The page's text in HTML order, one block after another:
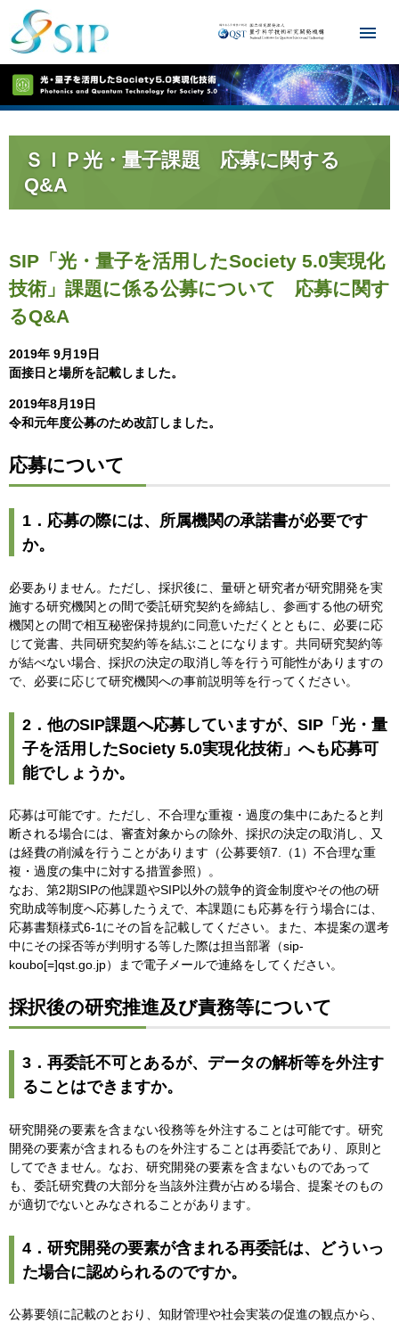
ＳＩＰ光・量子課題 応募に関する
Q&A
SIP「光・量子を活用したSociety 5.0実現化
技術」課題に係る公募について 応募に関す
るQ&A
2019年 9月19日
面接日と場所を記載しました。
2019年8月19日
令和元年度公募のため改訂しました。
応募について
1．応募の際には、所属機関の承諾書が必要です
か。
必要ありません。ただし、採択後に、量研と研究者が研究開発を実
施する研究機関との間で委託研究契約を締結し、参画する他の研究
機関との間で相互秘密保持規約に同意いただくとともに、必要に応
じて覚書、共同研究契約等を結ぶことになります。共同研究契約等
が結べない場合、採択の決定の取消し等を行う可能性がありますの
で、必要に応じて研究機関への事前説明等を行ってください。
2．他のSIP課題へ応募していますが、SIP「光・量
子を活用したSociety 5.0実現化技術」へも応募可
能でしょうか。
応募は可能です。ただし、不合理な重複・過度の集中にあたると判
断される場合には、審査対象からの除外、採択の決定の取消し、又
は経費の削減を行うことがあります（公募要領7.（1）不合理な重
複・過度の集中に対する措置参照）。
なお、第2期SIPの他課題やSIP以外の競争的資金制度やその他の研
究助成等制度へ応募したうえで、本課題にも応募を行う場合には、
応募書類様式6-1にその旨を記載してください。また、本提案の選考
中にその採否等が判明する等した際は担当部署（sip-
koubo[=]qst.go.jp）まで電子メールで連絡をしてください。
採択後の研究推進及び責務等について
3．再委託不可とあるが、データの解析等を外注す
ることはできますか。
研究開発の要素を含まない役務等を外注することは可能です。研究
開発の要素が含まれるものを外注することは再委託であり、原則と
してできません。なお、研究開発の要素を含まないものであって
も、委託研究費の大部分を当該外注費が占める場合、提案そのもの
が適切でないとみなされることがあります。
4．研究開発の要素が含まれる再委託は、どういっ
た場合に認められるのですか。
公募要領に記載のとおり、知財管理や社会実装の促進の観点から、